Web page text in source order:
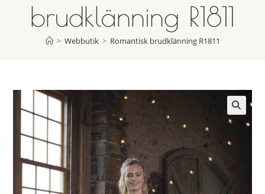
brudklänning R1811
> Webbutik > Romantisk brudklänning R1811